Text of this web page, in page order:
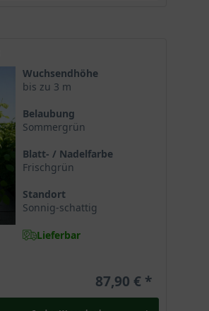
Wuchsendhöhe
bis zu 3 m
Belaubung
Sommergrün
Blatt- / Nadelfarbe
Frischgrün
Standort
Sonnig-schattig
Lieferbar
87,90 €